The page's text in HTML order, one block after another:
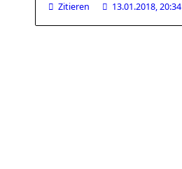
Zitieren 13.01.2018, 20:34